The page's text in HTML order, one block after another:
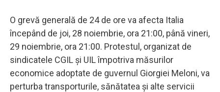
O grevă generală de 24 de ore va afecta Italia
începând de joi, 28 noiembrie, ora 21:00, până vineri,
29 noiembrie, ora 21:00. Protestul, organizat de
sindicatele CGIL și UIL împotriva măsurilor
economice adoptate de guvernul Giorgiei Meloni, va
perturba transporturile, sănătatea și alte servicii